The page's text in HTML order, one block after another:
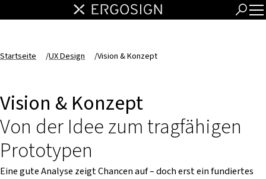
Startseite /UX Design /Vision & Konzept
Vision & Konzept
Von der Idee zum tragfähigen
Prototypen
Eine gute Analyse zeigt Chancen auf – doch erst ein fundiertes